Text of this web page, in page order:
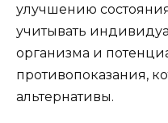
улучшению
учитывать
организма и
противопоказания,
альтернативы.